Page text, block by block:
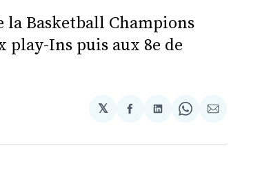
la Basketball Champions
play-Ins puis aux 8e de
𝕏
Partager
Facebook
Partager
LinkedIn
Share
WhatsApp
Partager
Courriel